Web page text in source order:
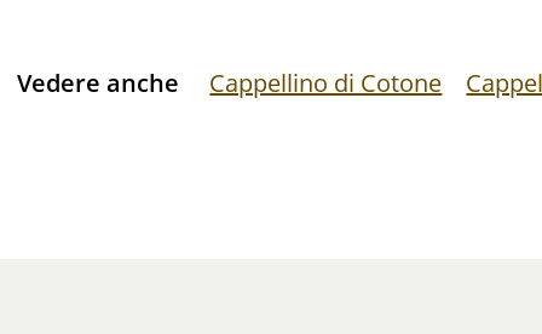
Vedere anche Cappellino di Cotone